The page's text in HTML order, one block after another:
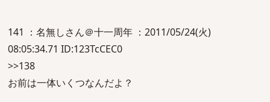
141 ：名無しさん＠十一周年 ：2011/05/24(火)
08:05:34.71 ID:123TcCEC0
>>138
お前は一体いくつなんだよ？